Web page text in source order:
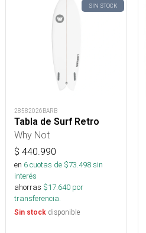
SIN STOCK
28582026BARB
Tabla de Surf Retro
Why Not
$ 440.990
en 6cuotas de $73.498sin
interés
ahorras $17.640 por
transferencia.
Sin stock disponible